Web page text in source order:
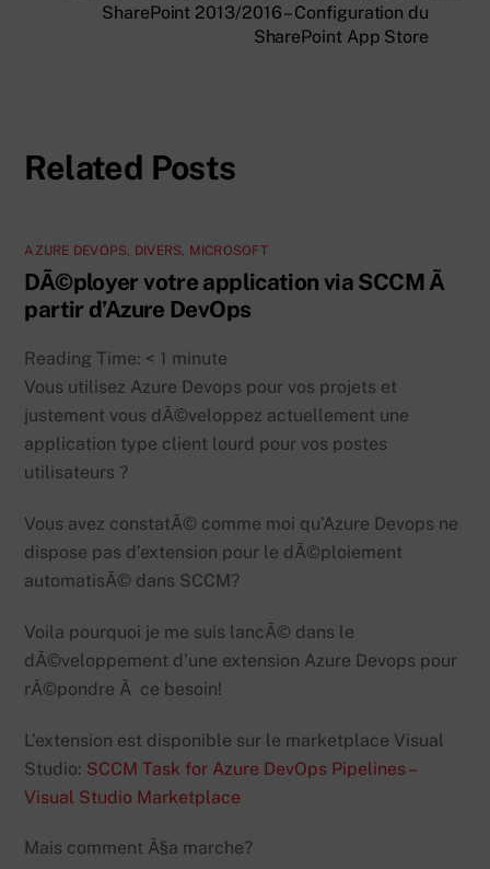
SharePoint 2013/2016 – Configuration du
SharePoint App Store
Related Posts
AZURE DEVOPS DIVERS MICROSOFT
DÃ©ployer votre application via SCCM Ã
partir d’Azure DevOps
Reading Time: < 1 minute
Vous utilisez Azure Devops pour vos projets et
justement vous dÃ©veloppez actuellement une
application type client lourd pour vos postes
utilisateurs ?
Vous avez constatÃ© comme moi qu’Azure Devops ne
dispose pas d’extension pour le dÃ©ploiement
automatisÃ© dans SCCM?
Voila pourquoi je me suis lancÃ© dans le
dÃ©veloppement d’une extension Azure Devops pour
rÃ©pondre Ã ce besoin!
L’extension est disponible sur le marketplace Visual
Studio: SCCM Task for Azure DevOps Pipelines –
Visual Studio Marketplace
Mais comment Ã§a marche?